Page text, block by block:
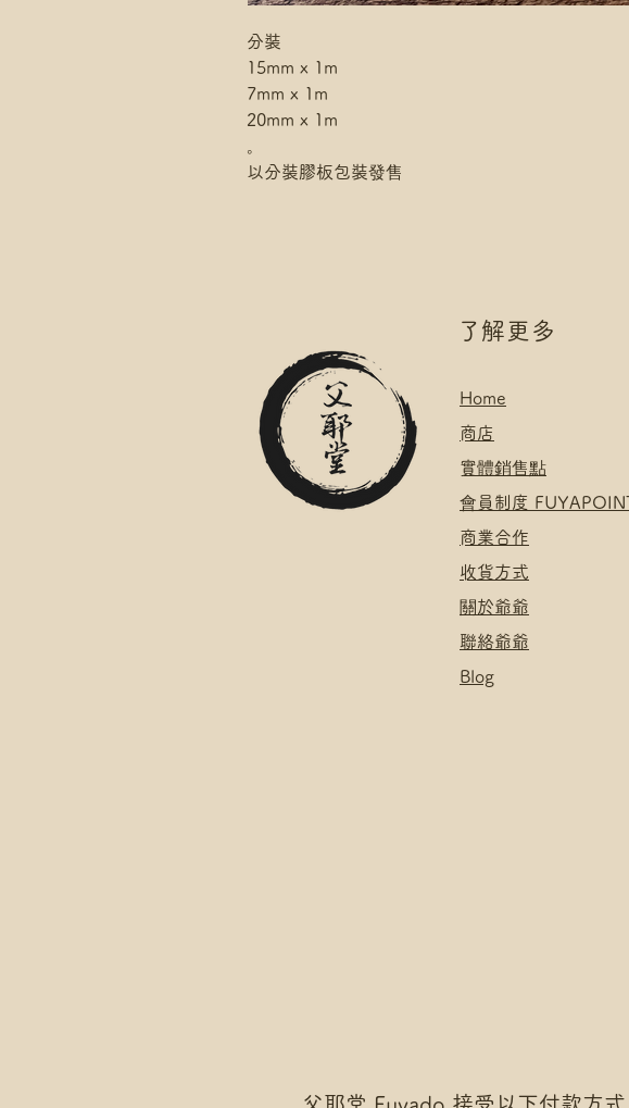
分裝
15mm x 1m
7mm x 1m
20mm x 1m
以分裝膠板包裝發售
​了解更多
Home
​商店
​實體銷售點
會員制度
​商業合作
​收貨方式
關於爺爺
聯絡爺爺
Blog
父耶堂 Fuyado 接受以下付款方式